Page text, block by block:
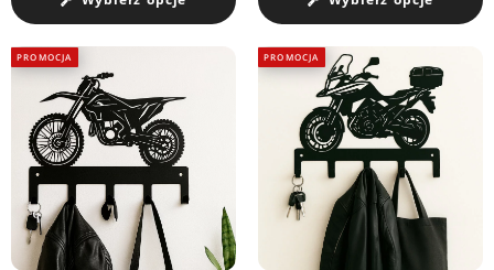
PROMOCJA PROMOCJA